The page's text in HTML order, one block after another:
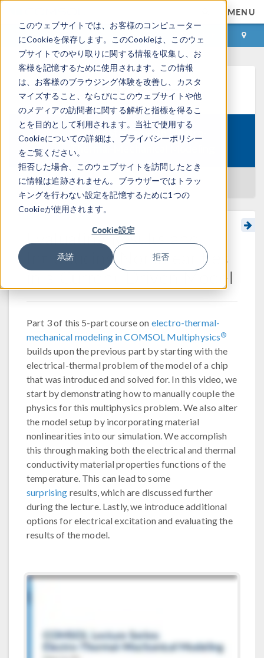
このウェブサイトでは、お客様のコンピューター
にCookieを保存します。このCookieは、このウェ
ブサイトでのやり取りに関する情報を収集し、お
客様を記憶するために使用されます。この情報
は、お客様のブラウジング体験を改善し、カスタ
マイズすること、ならびにこのウェブサイトや他
のメディアの訪問者に関する解析と指標を得るこ
とを目的として利用されます。当社で使用する
Cookieについての詳細は、プライバシーポリシー
をご覧ください。
拒否した場合、このウェブサイトを訪問したとき
に情報は追跡されません。ブラウザーではトラッ
キングを行わない設定を記憶するために1つの
Cookieが使用されます。
Cookie設定
承諾 拒否
MENU
ログイン お問い合わせ
ラーニングセンター
Course:
Getting Started with Electro-
Thermal-Mechanical Modeling
一覧に戻る
Evaluating Results and
Introducing Nonlinearities
in a Current-Driven Model
Part 3 of this 5-part course on electro-thermal-
mechanical modeling in COMSOL Multiphysics®
builds upon the previous part by starting with the
electrical-thermal problem of the model of a chip
that was introduced and solved for. In this video, we
start by demonstrating how to manually couple the
physics for this multiphysics problem. We also alter
the model setup by incorporating material
nonlinearities into our simulation. We accomplish
this through making both the electrical and thermal
conductivity material properties functions of the
temperature. This can lead to some
surprising results, which are discussed further
during the lecture. Lastly, we introduce additional
options for electrical excitation and evaluating the
results of the model.